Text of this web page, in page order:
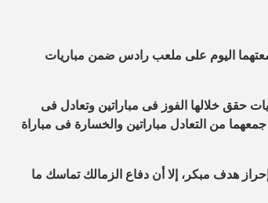
اليوم على ملعب رادس ضمن مباريات
يحتل الترجي صدارة المجموعة الرابعة برصيد 7 نقاط، جمعها من 3 مباريات حقق خلالها الفوز فى مباراتين وتعادل فى
المركز الثالث فى المجموعة برصيد نقطتين من 3 مباريات جمعهما من التعادل مباراتين والخسارة فى مباراة
هدف مبكر، إلا أن دفاع الزمالك تماسك ما